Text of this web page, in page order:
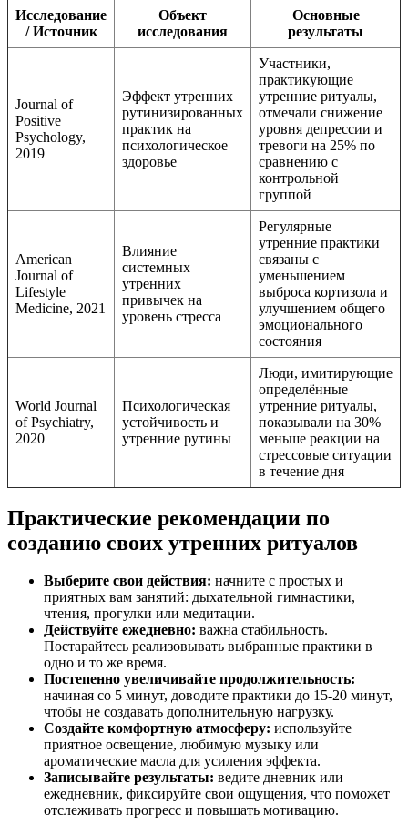
Исследование
/ Источник
Объект
исследования
Основные
результаты
Journal of
Positive
Psychology,
2019
Эффект утренних
рутинизированных
практик на
психологическое
здоровье
Участники,
практикующие
утренние ритуалы,
отмечали снижение
уровня депрессии и
тревоги на 25% по
сравнению с
контрольной
группой
American
Journal of
Lifestyle
Medicine, 2021
Влияние
системных
утренних
привычек на
уровень стресса
Регулярные
утренние практики
связаны с
уменьшением
выброса кортизола и
улучшением общего
эмоционального
состояния
World Journal
of Psychiatry,
2020
Психологическая
устойчивость и
утренние рутины
Люди, имитирующие
определённые
утренние ритуалы,
показывали на 30%
меньше реакции на
стрессовые ситуации
в течение дня
Практические рекомендации по
созданию своих утренних ритуалов
Выберите свои действия: начните с простых и
приятных вам занятий: дыхательной гимнастики,
чтения, прогулки или медитации.
Действуйте ежедневно: важна стабильность.
Постарайтесь реализовывать выбранные практики в
одно и то же время.
Постепенно увеличивайте продолжительность:
начиная со 5 минут, доводите практики до 15-20 минут,
чтобы не создавать дополнительную нагрузку.
Создайте комфортную атмосферу: используйте
приятное освещение, любимую музыку или
ароматические масла для усиления эффекта.
Записывайте результаты: ведите дневник или
ежедневник, фиксируйте свои ощущения, что поможет
отслеживать прогресс и повышать мотивацию.